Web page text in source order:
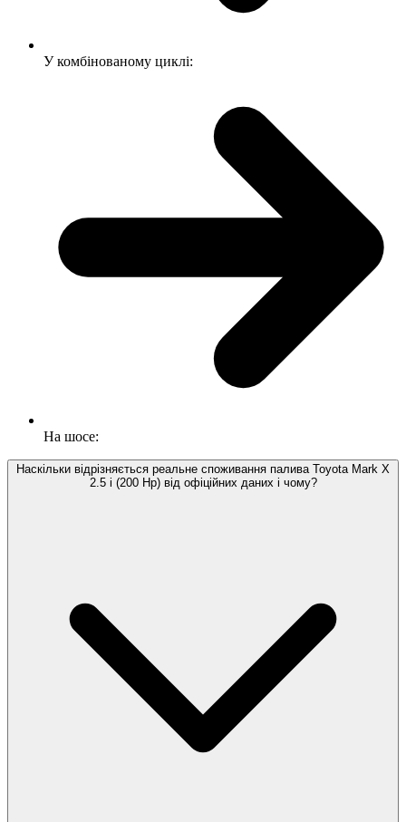
У комбінованому циклі:
На шосе:
Наскільки відрізняється реальне споживання палива Toyota Mark X
2.5 i (200 Hp) від офіційних даних і чому?